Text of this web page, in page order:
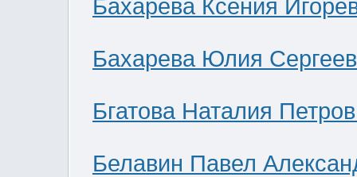
Бахарева Ксения
Бахарева Юлия
Бгатова Наталия
Белавин Павел